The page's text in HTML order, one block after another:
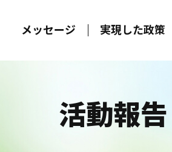
メッセージ 実現した政策
活動報告